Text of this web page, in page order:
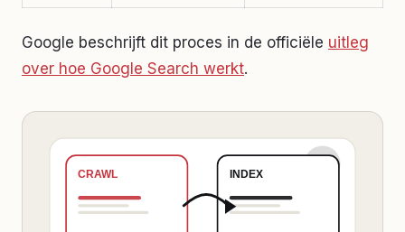
Google beschrijft dit proces in de officiële uitleg
over hoe Google Search werkt.